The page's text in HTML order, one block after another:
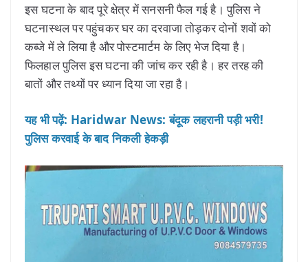
इस घटना के बाद पूरे क्षेत्र में सनसनी फैल गई है। पुलिस ने
घटनास्थल पर पहुंचकर घर का दरवाजा तोड़कर दोनों शवों को
कब्जे में ले लिया है और पोस्टमार्टम के लिए भेज दिया है।
फिलहाल पुलिस इस घटना की जांच कर रही है। हर तरह की
बातों और तथ्यों पर ध्यान दिया जा रहा है।
यह भी पढ़ें: Haridwar News: बंदूक लहरानी पड़ी भरी!
पुलिस करवाई के बाद निकली हेकड़ी